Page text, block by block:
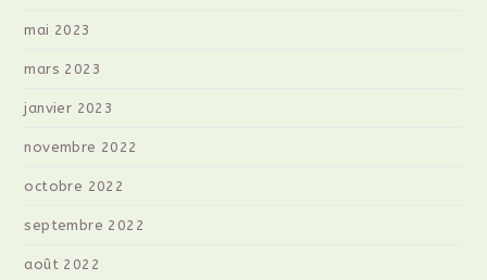
mai 2023
mars 2023
janvier 2023
novembre 2022
octobre 2022
septembre 2022
août 2022